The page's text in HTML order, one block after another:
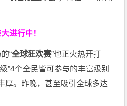
进行中！
“全球狂欢赛”也正火热开打
”4个全民皆可参与的丰富级别
厚。 昨晚，甚至吸引全球多达